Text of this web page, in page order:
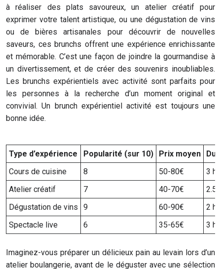
à réaliser des plats savoureux, un atelier créatif pour
exprimer votre talent artistique, ou une dégustation de vins
ou de bières artisanales pour découvrir de nouvelles
saveurs, ces brunchs offrent une expérience enrichissante
et mémorable. C’est une façon de joindre la gourmandise à
un divertissement, et de créer des souvenirs inoubliables.
Les brunchs expérientiels avec activité sont parfaits pour
les personnes à la recherche d’un moment original et
convivial. Un brunch expérientiel activité est toujours une
bonne idée.
Type d’expérience Popularité (sur 10) Prix moyen
Cours de cuisine
8 50-80€
3
Atelier créatif
7 40-70€
2.5
Dégustation de vins
9 60-90€
2
Spectacle live
6 35-65€ 3
Imaginez-vous préparer un délicieux pain au levain lors d’un
atelier boulangerie, avant de le déguster avec une sélection